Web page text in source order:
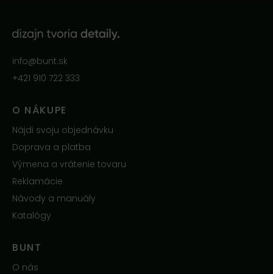
info@bunt.sk
+421 910 722 333
O NÁKUPE
Nájdi svoju objednávku
Doprava a platba
Výmena a vrátenie tovaru
Reklamácie
Návody a manuály
Katalógy
BUNT
O nás